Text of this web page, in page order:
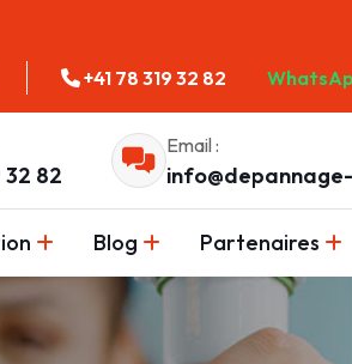
+41 78 319 32 82
32 82
Email :
Blog Partenaires